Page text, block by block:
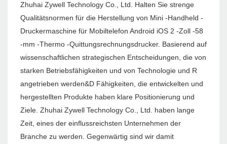
Zhuhai Zywell Technology Co., Ltd. Halten Sie strenge
Qualitätsnormen für die Herstellung von Mini -Handheld -
Druckermaschine für Mobiltelefon Android iOS 2 -Zoll -58
-mm -Thermo -Quittungsrechnungsdrucker. Basierend auf
wissenschaftlichen strategischen Entscheidungen, die von
starken Betriebsfähigkeiten und von Technologie und R
angetrieben werden&D Fähigkeiten, die entwickelten und
hergestellten Produkte haben klare Positionierung und
Ziele. Zhuhai Zywell Technology Co., Ltd. haben lange
Zeit, eines der einflussreichsten Unternehmen der
Branche zu werden. Gegenwärtig sind wir damit